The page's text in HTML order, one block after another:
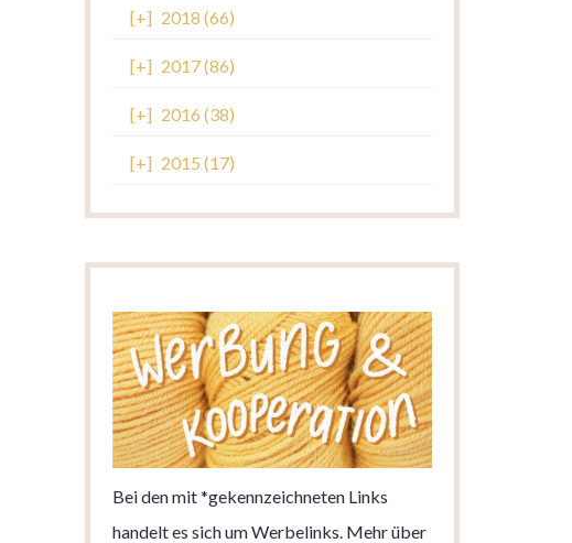
[+] 2018 (66)
[+] 2017 (86)
[+] 2016 (38)
[+] 2015 (17)
Bei den mit *gekennzeichneten Links
handelt es sich um Werbelinks. Mehr über